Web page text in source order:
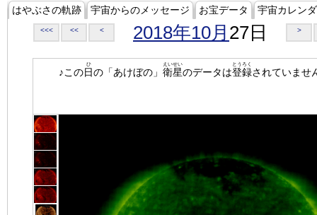
はやぶさの軌跡 宇宙からのメッセージ お宝データ 宇宙カレン
<<< << < 2018年10月 27日 >
♪この日
ひ
の「あけぼの」 衛星
えいせい
のデータは登録
とうろく
されていませ